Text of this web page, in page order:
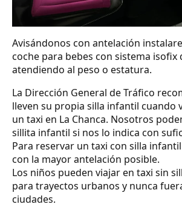
Avisándonos con antelación
coche para bebes con sistema
atendiendo al peso o estatura.
La Dirección General de Tráfico
lleven su propia silla infantil cuando
un taxi en La Chanca. Nosotros
sillita infantil si nos lo indica con
Para reservar un taxi con silla
con la mayor antelación posible.
Los niños pueden viajar en taxi sin
para trayectos urbanos y nunca
ciudades.